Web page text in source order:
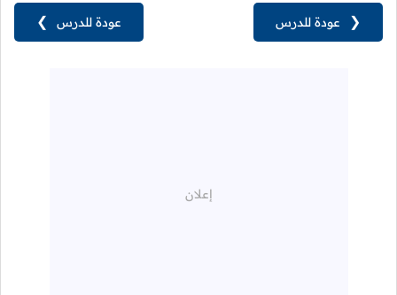
عودة للدرس ❯ ❮ عودة للدرس